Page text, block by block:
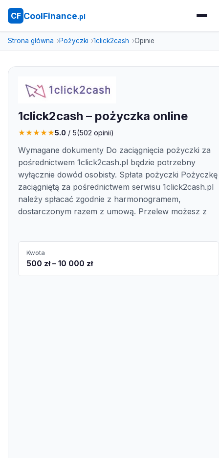
CF CoolFinance.pl
Strona główna Pożyczki 1click2cash Opinie
1click2cash – pożyczka online
★★★★★5.0 / 5(502 opinii)
Wymagane dokumenty Do zaciągnięcia pożyczki za
pośrednictwem 1click2cash.pl będzie potrzebny
wyłącznie dowód osobisty. Spłata pożyczki Pożyczkę
zaciągniętą za pośrednictwem serwisu 1click2cash.pl
należy spłacać zgodnie z harmonogramem,
dostarczonym razem z umową. Przelew możesz z
Kwota
500 zł – 10 000 zł